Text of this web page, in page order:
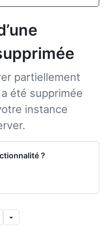
partiellement
été supprimée
instance
?